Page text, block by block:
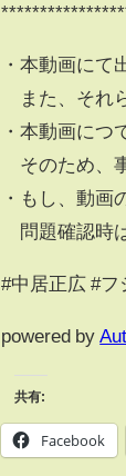
・本動画にて
また、それ
・本動画につ
そのため、
・もし、動画
問題確認時
#中居正広 #フ
powered by
共有:
Facebook